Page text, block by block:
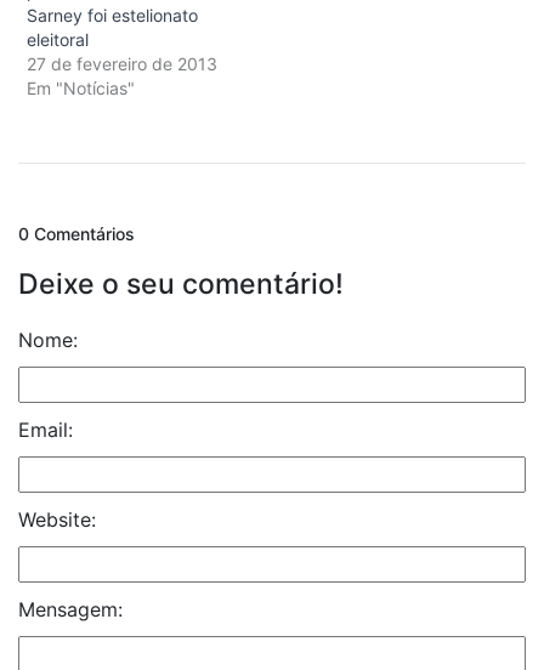
Sarney foi estelionato
eleitoral
27 de fevereiro de 2013
Em "Notícias"
0 Comentários
Deixe o seu comentário!
Nome:
Email:
Website:
Mensagem: